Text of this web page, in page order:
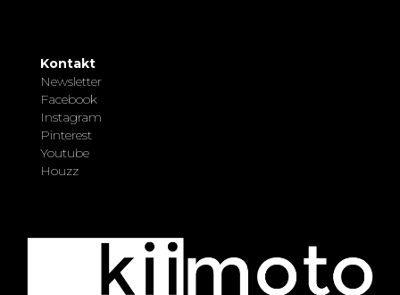
Kontakt
Newsletter
Facebook
Instagram
Pinterest
Youtube
Houzz